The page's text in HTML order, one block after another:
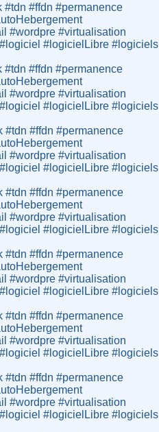
#tdn #ffdn #permanence
#wordpre #virtualisation
#logicielLibre #logiciels
#tdn #ffdn #permanence
#wordpre #virtualisation
#logicielLibre #logiciels
#tdn #ffdn #permanence
#wordpre #virtualisation
#logicielLibre #logiciels
#tdn #ffdn #permanence
#wordpre #virtualisation
#logicielLibre #logiciels
#tdn #ffdn #permanence
#wordpre #virtualisation
#logicielLibre #logiciels
#tdn #ffdn #permanence
#wordpre #virtualisation
#logicielLibre #logiciels
#tdn #ffdn #permanence
#wordpre #virtualisation
#logicielLibre #logiciels